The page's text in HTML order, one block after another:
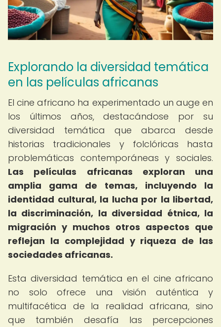
Explorando la diversidad temática
en las películas africanas
El cine africano ha experimentado un auge en
los últimos años, destacándose por su
diversidad temática que abarca desde
historias tradicionales y folclóricas hasta
problemáticas contemporáneas y sociales.
Las películas africanas exploran una
amplia gama de temas, incluyendo la
identidad cultural, la lucha por la libertad,
la discriminación, la diversidad étnica, la
migración y muchos otros aspectos que
reflejan la complejidad y riqueza de las
sociedades africanas.
Esta diversidad temática en el cine africano
no solo ofrece una visión auténtica y
multifacética de la realidad africana, sino
que también desafía las percepciones